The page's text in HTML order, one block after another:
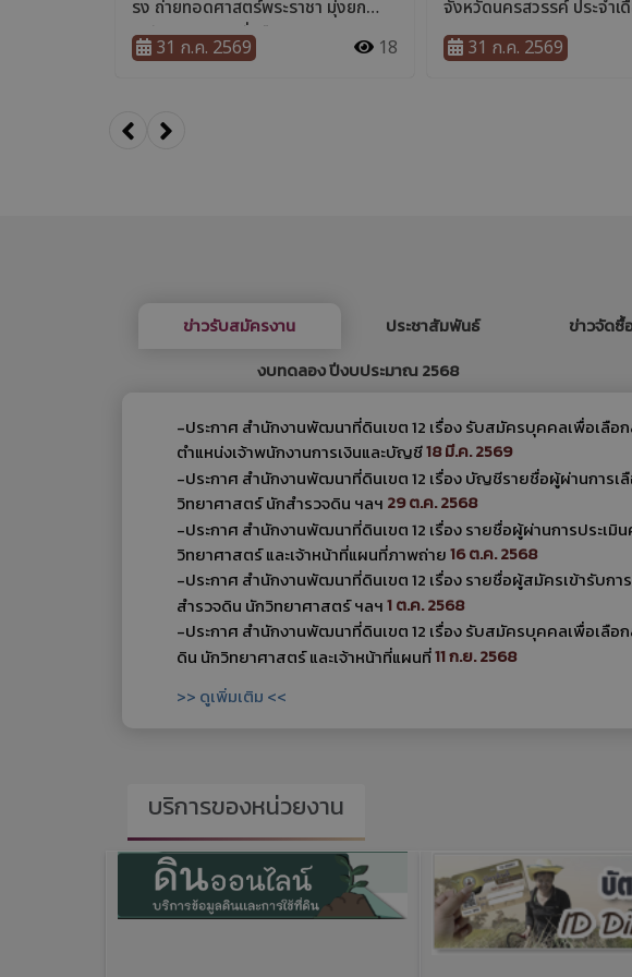
ข่าวรับสมัครงาน ประชาสัมพันธ์ ข่าวจัดซื้
งบทดลอง ปีงบประมาณ 2568
-ประกาศ สำนักงานพัฒนาที่ดินเขต 12 เรื่อง รับสมัครบุคคลเพื่อเลือ
ตำแหน่งเจ้าพนักงานการเงินและบัญชี18 มี.ค. 2569
-ประกาศ สำนักงานพัฒนาที่ดินเขต 12 เรื่อง บัญชีรายชื่อผู้ผ่านการเ
วิทยาศาสตร์ นักสำรวจดิน ฯลฯ 29 ต.ค. 2568
-ประกาศ สำนักงานพัฒนาที่ดินเขต 12 เรื่อง รายชื่อผู้ผ่านการประเ
วิทยาศาสตร์ และเจ้าหน้าที่แผนที่ภาพถ่าย16 ต.ค. 2568
-ประกาศ สำนักงานพัฒนาที่ดินเขต 12 เรื่อง รายชื่อผู้สมัครเข้ารับกา
สำรวจดิน นักวิทยาศาสตร์ ฯลฯ1 ต.ค. 2568
-ประกาศ สำนักงานพัฒนาที่ดินเขต 12 เรื่อง รับสมัครบุคคลเพื่อเลือ
ดิน นักวิทยาศาสตร์ และเจ้าหน้าที่แผนที่11 ก.ย. 2568
>> ดูเพิ่มเติม <<
บริการของหน่วยงาน